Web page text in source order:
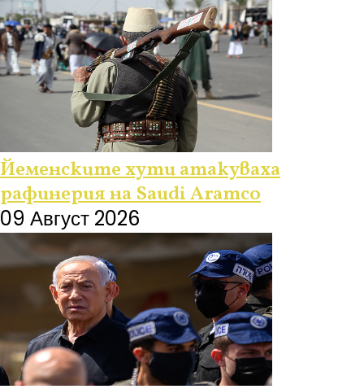
Йеменските хути атакуваха
рафинерия на Saudi Aramco
09 Август 2026